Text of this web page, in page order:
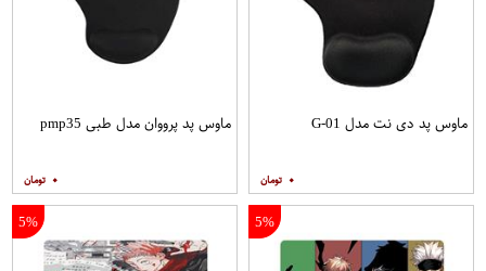
ماوس پد دی نت مدل G-01
۰
ماوس پد پرووان مدل طبی pmp35
۰
5%
5%